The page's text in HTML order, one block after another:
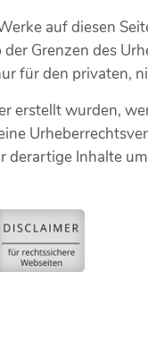
auf diesen
Grenzen des
für den privaten,
erstellt wurden,
Inhalte